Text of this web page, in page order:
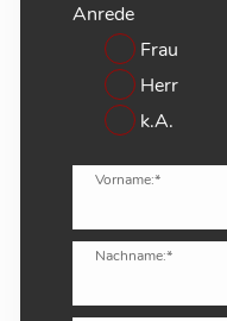
Anrede
Frau
Herr
k.A.
Vorname:*
Nachname:*